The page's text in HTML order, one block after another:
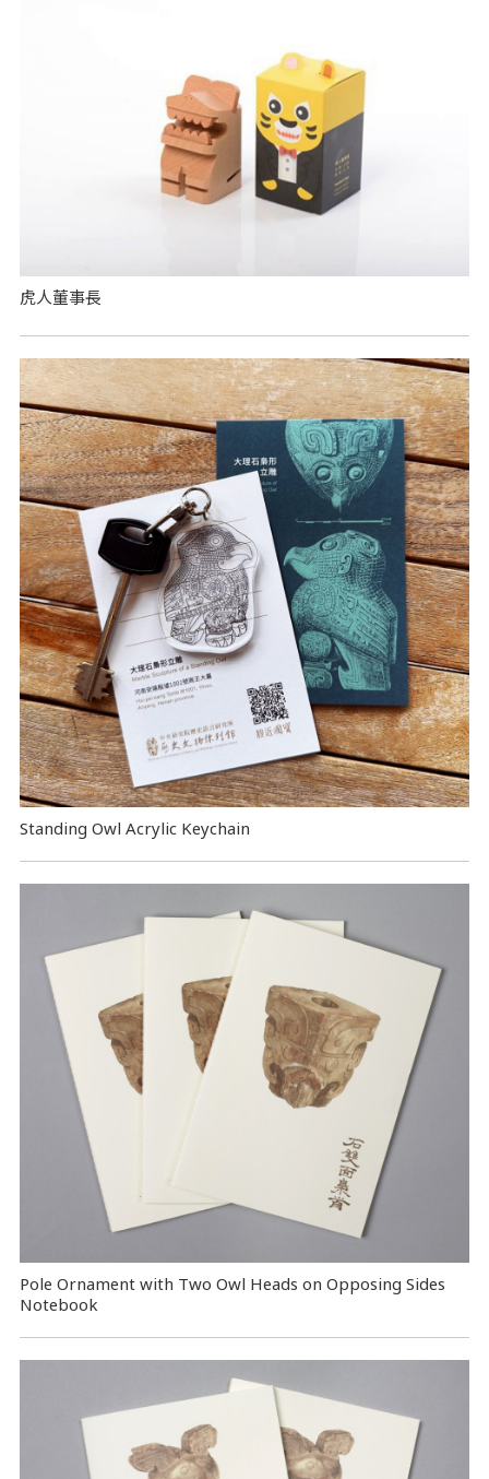
虎人董事長
Standing Owl Acrylic Keychain
Pole Ornament with Two Owl Heads on Opposing Sides
Notebook